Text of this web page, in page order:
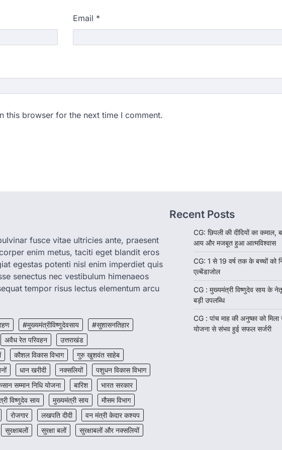
Email *
this browser for the next time I comment.
fusce vitae ultricies ante, praesent
enim metus, taciti eget blandit eros
egestas potenti nisl enim imperdiet quis
senectus nec vestibulum himenaeos
tempor risus lectus elementum arcu
#मुख्यमंत्रीविष्णुदेवसाय
#सुशासनतिहार
अवैध रेत परिवहन
उत्तराखंड
कौशल विकास विभाग
गुरु खुशवंत साहेब
धान खरीदी नक्सलियों
पशुधन विकास विभाग
सम्मान निधि योजना बारिश
भारत सरकार
विष्णुदेव साय मुख्यमंत्री साय
मौसम विभाग
रोजगार लखपति दीदी
वन मंत्री केदार कश्यप
सुरक्षाबलों सुरक्षा बलों
सुरक्षाबलों और नक्सलियों
Recent Posts
CG: छिपली की दीदियों का कमाल,
आय और मजबूत हुआ आत्मविश्वास
CG: 1 से 19 वर्ष तक के बच्चों को
एल्बेंडाजोल
CG : मुख्यमंत्री विष्णुदेव साय के
बड़ी उपलब्धि
CG : पांच माह की अनुष्का को मिला
योजना से संभव हुई सफल सर्जरी